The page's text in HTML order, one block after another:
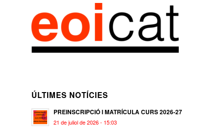
ÚLTIMES NOTÍCIES
PREINSCRIPCIÓ I MATRÍCULA CURS 2026-27
21 de juliol de 2026 - 15:03